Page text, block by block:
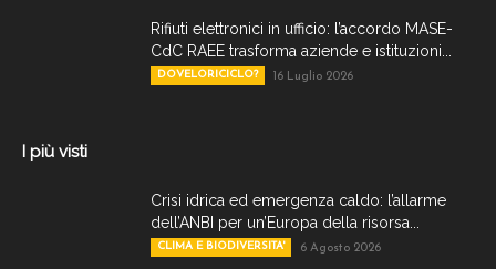
Rifiuti elettronici in ufficio: l’accordo MASE-
CdC RAEE trasforma aziende e istituzioni...
DOVELORICICLO? 16 Luglio 2026
I più visti
Crisi idrica ed emergenza caldo: l’allarme
dell’ANBI per un’Europa della risorsa...
CLIMA E BIODIVERSITA' 6 Agosto 2026